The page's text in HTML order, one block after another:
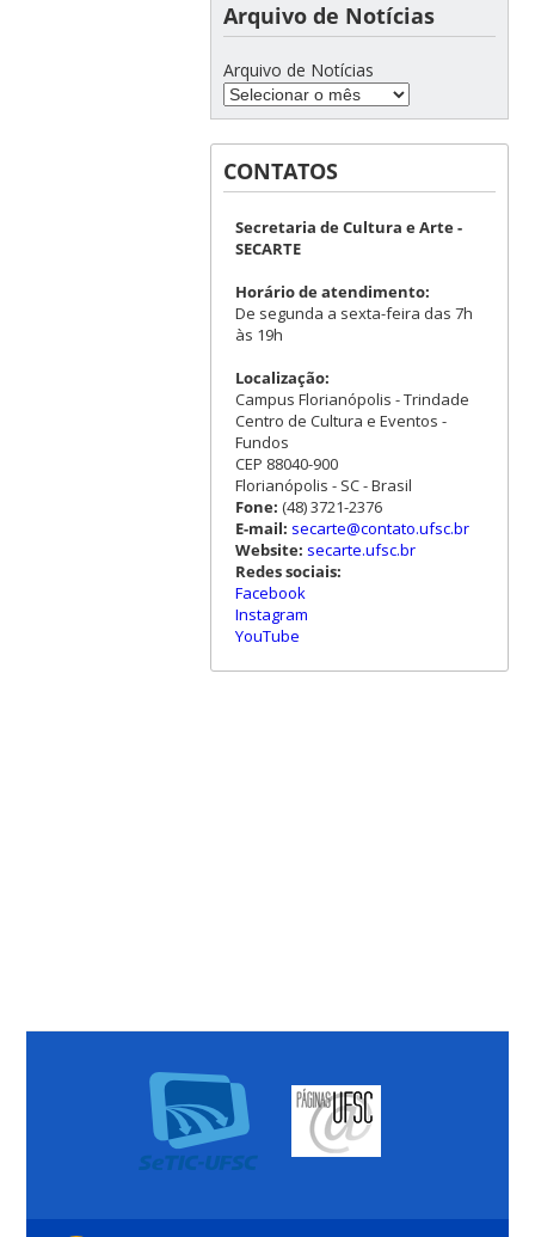
Arquivo de Notícias
Arquivo de Notícias
CONTATOS
Secretaria de Cultura e Arte -
SECARTE
Horário de atendimento:
De segunda a sexta-feira das 7h
às 19h
Localização:
Campus Florianópolis - Trindade
Centro de Cultura e Eventos -
Fundos
CEP 88040-900
Florianópolis - SC - Brasil
Fone: (48) 3721-2376
E-mail: secarte@contato.ufsc.br
Website: secarte.ufsc.br
Redes sociais:
Facebook
Instagram
YouTube